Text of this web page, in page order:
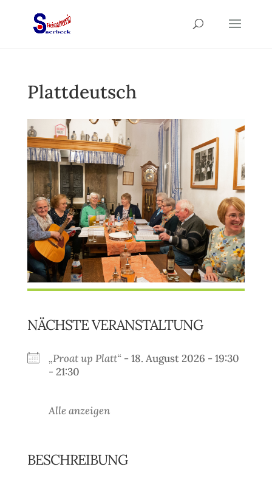
Plattdeutsch
NÄCHSTE VERANSTALTUNG
„Proat up Platt“- 18. August 2026 - 19:30
- 21:30
Alle anzeigen
BESCHREIBUNG